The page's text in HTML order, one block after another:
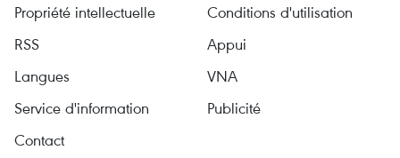
Propriété intellectuelle
Conditions d'utilisation
RSS
Appui
Langues
VNA
Service d'information
Publicité
Contact